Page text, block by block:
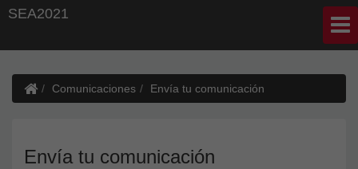
SEA2021
Comunicaciones Envía tu comunicación
Envía tu comunicación